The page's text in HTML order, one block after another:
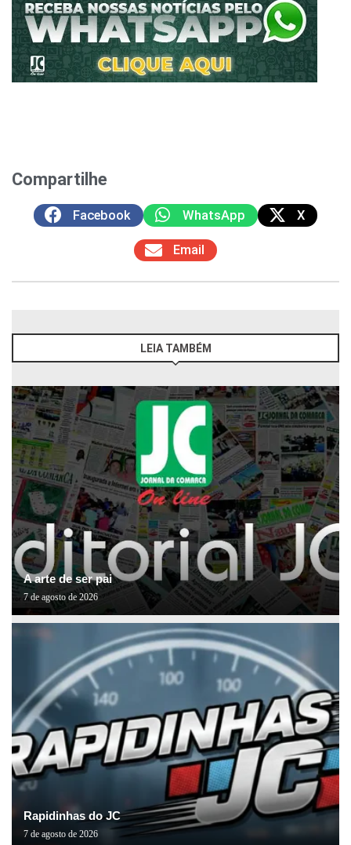
Compartilhe
Facebook WhatsApp X
Email
LEIA TAMBÉM
A arte de ser pai
7 de agosto de 2026
Rapidinhas do JC
7 de agosto de 2026